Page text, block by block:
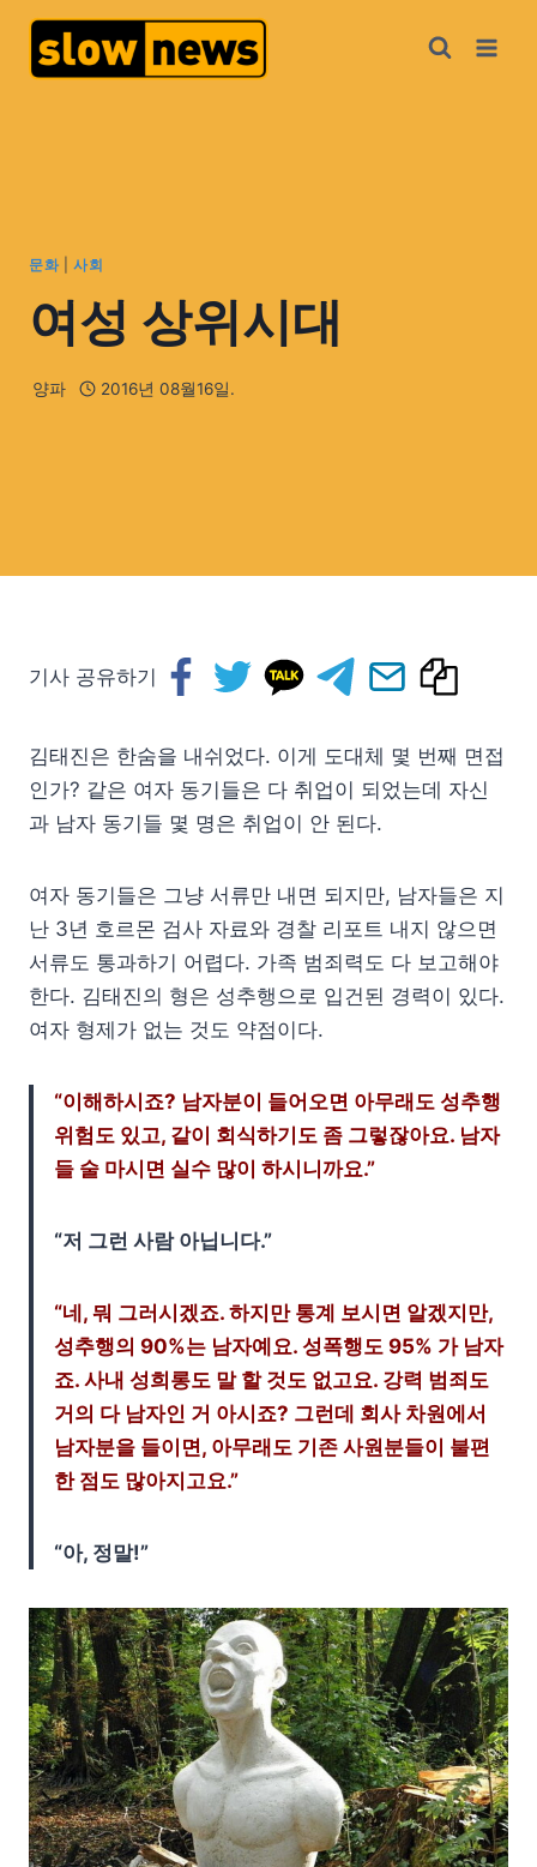
문화| 사회
여성 상위시대
양파 2016년 08월16일.
기사 공유하기
김태진은 한숨을 내쉬었다. 이게 도대체 몇 번째 면접
인가? 같은 여자 동기들은 다 취업이 되었는데 자신
과 남자 동기들 몇 명은 취업이 안 된다.
여자 동기들은 그냥 서류만 내면 되지만, 남자들은 지
난 3년 호르몬 검사 자료와 경찰 리포트 내지 않으면
서류도 통과하기 어렵다. 가족 범죄력도 다 보고해야
한다. 김태진의 형은 성추행으로 입건된 경력이 있다.
여자 형제가 없는 것도 약점이다.
“이해하시죠? 남자분이 들어오면 아무래도 성추행
위험도 있고, 같이 회식하기도 좀 그렇잖아요. 남자
들 술 마시면 실수 많이 하시니까요.”
“저 그런 사람 아닙니다.”
“네, 뭐 그러시겠죠. 하지만 통계 보시면 알겠지만,
성추행의 90%는 남자예요. 성폭행도 95% 가 남자
죠. 사내 성희롱도 말 할 것도 없고요. 강력 범죄도
거의 다 남자인 거 아시죠? 그런데 회사 차원에서
남자분을 들이면, 아무래도 기존 사원분들이 불편
한 점도 많아지고요.”
“아, 정말!”